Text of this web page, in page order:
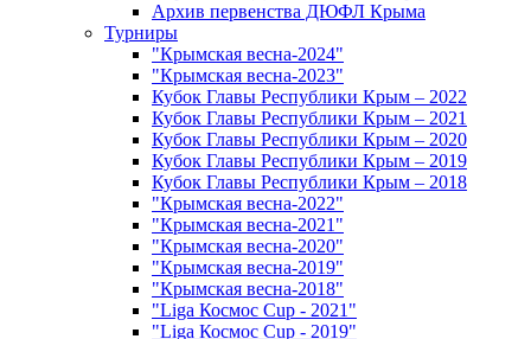
Архив первенства ДЮФЛ Крыма
Турниры
"Крымская весна-2024"
"Крымская весна-2023"
Кубок Главы Республики Крым – 2022
Кубок Главы Республики Крым – 2021
Кубок Главы Республики Крым – 2020
Кубок Главы Республики Крым – 2019
Кубок Главы Республики Крым – 2018
"Крымская весна-2022"
"Крымская весна-2021"
"Крымская весна-2020"
"Крымская весна-2019"
"Крымская весна-2018"
"Liga Космос Cup - 2021"
"Liga Космос Cup - 2019"